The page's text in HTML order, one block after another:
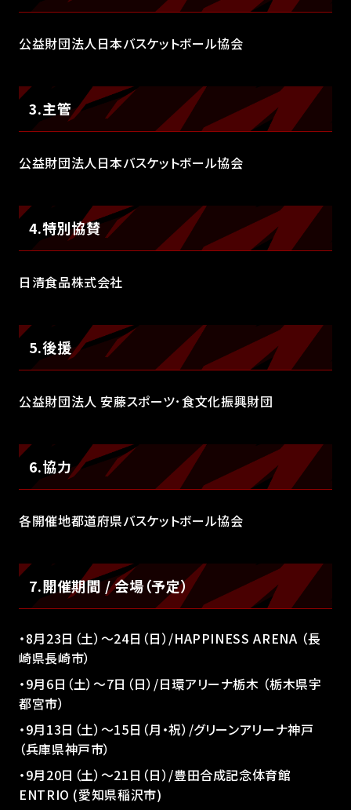
公益財団法人日本バスケットボール協会
3.主管
公益財団法人日本バスケットボール協会
4.特別協賛
日清食品株式会社
5.後援
公益財団法人 安藤スポーツ･食文化振興財団
6.協力
各開催地都道府県バスケットボール協会
7.開催期間 / 会場（予定）
・8月23日（土）～24日（日）/HAPPINESS ARENA （長
崎県長崎市）
・9月6日（土）～7日（日）/日環アリーナ栃木 （栃木県宇
都宮市）
・9月13日（土）～15日（月・祝）/グリーンアリーナ神戸
（兵庫県神戸市）
・9月20日（土）～21日（日）/豊田合成記念体育館
ENTRIO (愛知県稲沢市)